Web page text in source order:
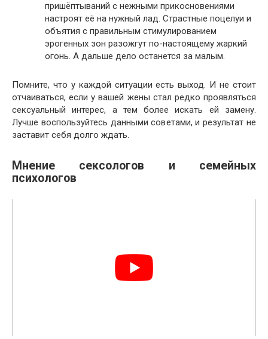
пришёптываний с нежными прикосновениями
настроят её на нужный лад. Страстные поцелуи и
объятия с правильным стимулированием
эрогенных зон разожгут по-настоящему жаркий
огонь. А дальше дело останется за малым.
Помните, что у каждой ситуации есть выход. И не стоит
отчаиваться, если у вашей жены стал редко проявляться
сексуальный интерес, а тем более искать ей замену.
Лучше воспользуйтесь данными советами, и результат не
заставит себя долго ждать.
Мнение сексологов и семейных
психологов